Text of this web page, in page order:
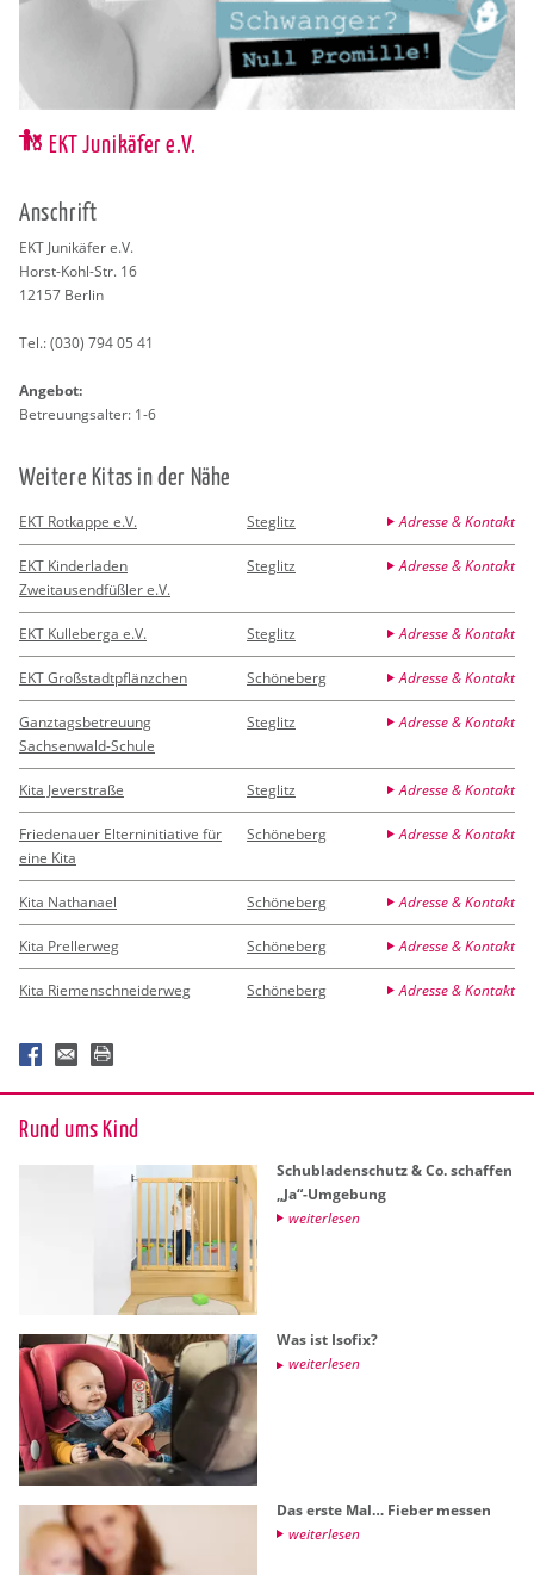
EKT Junikäfer e.V.
An­schrift
EKT Ju­ni­kä­fer e.V.
Horst-Kohl-Str. 16
12157 Ber­lin
Tel.:(030) 794 05 41
An­ge­bot:
Be­treu­ungs­al­ter: 1-6
Wei­te­re Kitas in der Nähe
EKT Rotkappe e.V. Steglitz Adresse & Kontakt
EKT Kinderladen
Zweitausendfüßler e.V.
Steglitz Adresse & Kontakt
EKT Kulleberga e.V. Steglitz Adresse & Kontakt
EKT Großstadtpflänzchen Schöneberg Adresse & Kontakt
Ganztagsbetreuung
Sachsenwald-Schule
Steglitz Adresse & Kontakt
Kita Jeverstraße Steglitz Adresse & Kontakt
Friedenauer Elterninitiative für
eine Kita
Schöneberg Adresse & Kontakt
Kita Nathanael Schöneberg Adresse & Kontakt
Kita Prellerweg Schöneberg Adresse & Kontakt
Kita Riemenschneiderweg Schöneberg Adresse & Kontakt
Rund ums Kind
Schub­la­den­schutz & Co. schaf­fen
„Ja“-Um­ge­bung
wei­ter­le­sen
Was ist Iso­fix?
wei­ter­le­sen
Das erste Mal… Fie­ber mes­sen
wei­ter­le­sen